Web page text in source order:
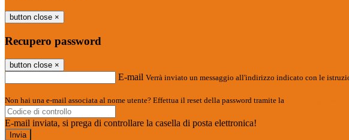
button close ×
Recupero password
button close ×
E-mail Verrà inviato un messaggio all'indirizzo indicato con le
Non hai una e-mail associata al nome utente? Effettua il reset della password tramite la
E-mail inviata, si prega di controllare la casella di posta elettronica!